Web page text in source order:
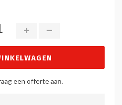
een offerte aan.